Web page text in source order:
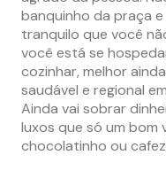
banquinho da praça
tranquilo que você
você está se
cozinhar, melhor
saudável e regional
Ainda vai sobrar
luxos que só um bom
chocolatinho ou